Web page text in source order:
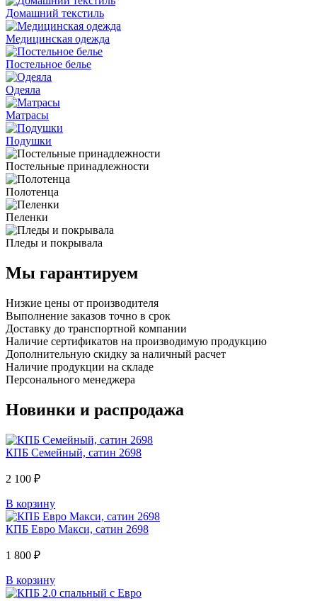
Домашний текстиль
Медицинская одежда
Постельное белье
Одеяла
Матрасы
Подушки
Постельные принадлежности
Полотенца
Пеленки
Пледы и покрывала
Мы гарантируем
Низкие цены от производителя
Выполнение заказов точно в срок
Доставку до транспортной компании
Наличие сертификатов на производимую продукцию
Дополнительную скидку за наличный расчет
Наличие продукции на складе
Персонального менеджера
Новинки и распродажа
КПБ Семейный, сатин 2698
2 100 ₽
В корзину
КПБ Евро Макси, сатин 2698
1 800 ₽
В корзину